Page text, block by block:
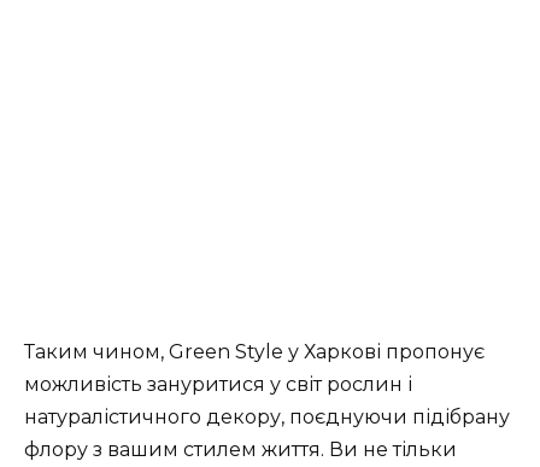
Таким чином, Green Style у Харкові пропонує
можливість зануритися у світ рослин і
натуралістичного декору, поєднуючи підібрану
флору з вашим стилем життя. Ви не тільки